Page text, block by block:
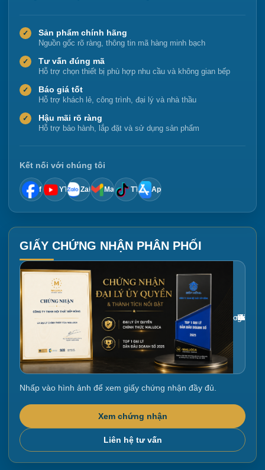
✓ Sản phẩm chính hãng
Nguồn gốc rõ ràng, thông tin mã hàng minh bạch
✓ Tư vấn đúng mã
Hỗ trợ chọn thiết bị phù hợp nhu cầu và không gian bếp
✓ Báo giá tốt
Hỗ trợ khách lẻ, công trình, đại lý và nhà thầu
✓ Hậu mãi rõ ràng
Hỗ trợ bảo hành, lắp đặt và sử dụng sản phẩm
Kết nối với chúng tôi
f YT Zalo Mail TT App
GIẤY CHỨNG NHẬN PHÂN PHỐI
Gắn link ảnh giấy chứng nhận tại đây
Nhấp vào hình ảnh để xem giấy chứng nhận đầy đủ.
Xem chứng nhận
Liên hệ tư vấn